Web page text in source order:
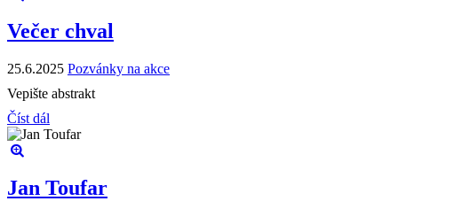
Večer chval
25.6.2025 Pozvánky na akce
Vepište abstrakt
Číst dál
Jan Toufar